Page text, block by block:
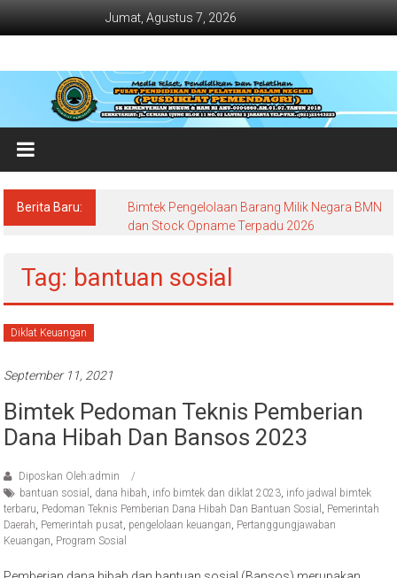
Jumat, Agustus 7, 2026
Jadwal
Bimtek
dan
Diklat
Terbaru
Dan
Berita Baru:
Bimtek Pengelolaan Barang Milik Negara BMN
dan Stock Opname Terpadu 2026
Tag: bantuan sosial
Diklat Keuangan
September 11, 2021
Bimtek Pedoman Teknis Pemberian
Dana Hibah Dan Bansos 2023
Diposkan Oleh:admin
bantuan sosial , dana hibah, info bimtek dan diklat 2023, info jadwal bimtek
terbaru, Pedoman Teknis Pemberian Dana Hibah Dan Bantuan Sosial , Pemerintah
Daerah, Pemerintah pusat, pengelolaan keuangan, Pertanggungjawaban
Keuangan, Program Sosial